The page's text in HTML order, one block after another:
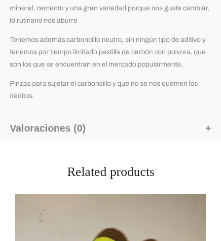
mineral, cemento y una gran variedad porque nos gusta cambiar,
lo rutinario nos aburre
Tenemos además carboncillo neutro, sin ningún tipo de aditivo y
tenemos por tiempo limitado pastilla de carbón con polvora, que
son los que se encuentran en el mercado popularmente.
Pinzas para sujetar el carboncillo y que no se nos quemen los
deditos.
Valoraciones (0)
Related products